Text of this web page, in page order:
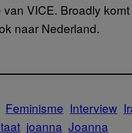
van VICE. Broadly komt
naar Nederland.
Feminisme Interview
joanna Joanna